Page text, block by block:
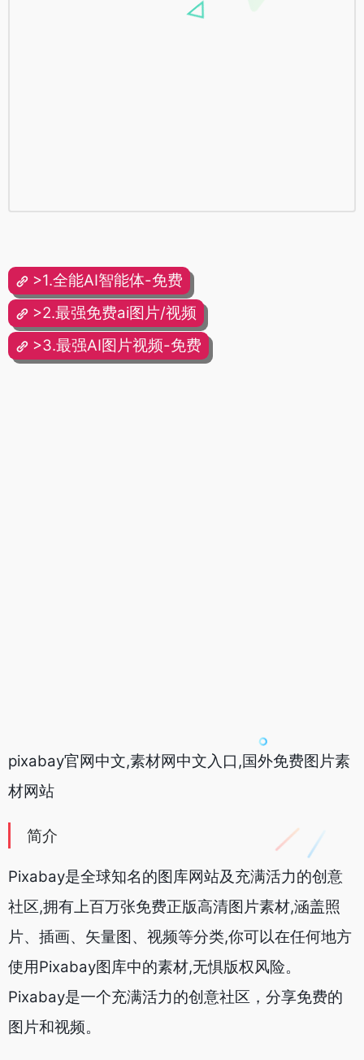
>1.全能AI智能体-免费
>2.最强免费ai图片/视频
>3.最强AI图片视频-免费
pixabay官网中文,素材网中文入口,国外免费图片素
材网站
简介
Pixabay是全球知名的图库网站及充满活力的创意
社区,拥有上百万张免费正版高清图片素材,涵盖照
片、插画、矢量图、视频等分类,你可以在任何地方
使用Pixabay图库中的素材,无惧版权风险。
Pixabay是一个充满活力的创意社区，分享免费的
图片和视频。